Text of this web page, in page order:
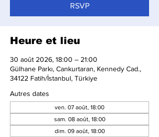
RSVP
Heure et lieu
30 août 2026, 18:00 – 21:00
Gülhane Parkı, Cankurtaran, Kennedy Cad.,
34122 Fatih/İstanbul, Türkiye
Autres dates
ven. 07 août, 18:00
sam. 08 août, 18:00
dim. 09 août, 18:00